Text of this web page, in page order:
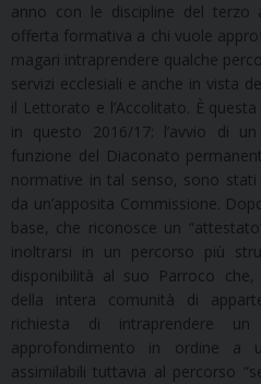
anno con le discipline del terzo
offerta formativa a chi vuole
magari intraprendere qualche
servizi ecclesiali e anche in vista
il Lettorato e l’Accolitato. È
in questo 2016/17: l’avvio di
funzione del Diaconato
normative in tal senso, sono stati
da un’apposita Commissione.
base, che riconosce un
inoltrarsi in un percorso più
disponibilità al suo Parroco
della intera comunità di
richiesta di intraprendere
approfondimento in ordine a
assimilabili tuttavia al percorso